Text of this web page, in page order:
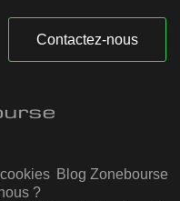
Contactez-nous
Blog Zonebourse
?